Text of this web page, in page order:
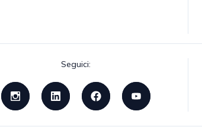
Seguici: